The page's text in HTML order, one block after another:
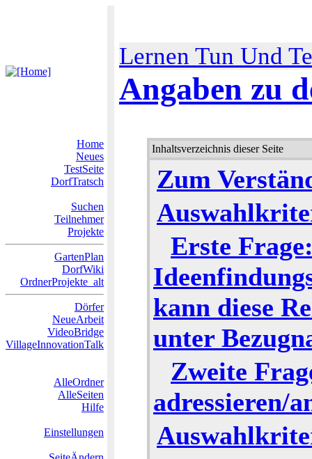
Lernen Tun Und
Angaben zu
Home
Neues
TestSeite
DorfTratsch
Suchen
Teilnehmer
Projekte
GartenPlan
DorfWiki
OrdnerProjekte_alt
Dörfer
NeueArbeit
VideoBridge
VillageInnovationTalk
AlleOrdner
AlleSeiten
Hilfe
Einstellungen
Inhaltsverzeichnis dieser Seite
Zum
Erste
kann diese
unter
Zweite
adressieren/